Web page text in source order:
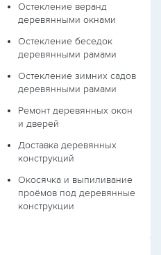
Остекление веранд
деревянными окнами
Остекление беседок
деревянными рамами
Остекление зимних садов
деревянными рамами
Ремонт деревянных окон
и дверей
Доставка деревянных
конструкций
Окосячка и выпиливание
проёмов под деревянные
конструкции